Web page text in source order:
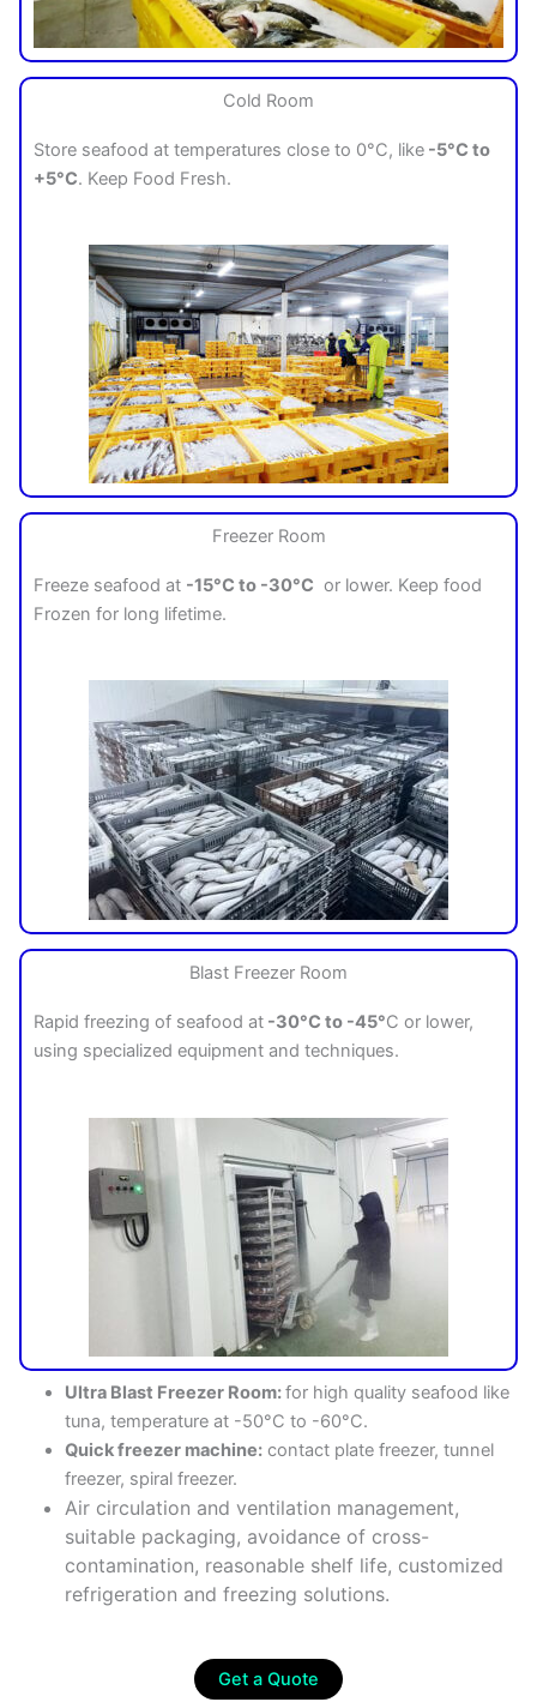
Cold Room
Store seafood at temperatures close to 0°C, like -5°C to
+5°C. Keep Food Fresh.
Freezer Room
Freeze seafood at -15°C to -30°C or lower. Keep food
Frozen for long lifetime.
Blast Freezer Room
Rapid freezing of seafood at -30°C to -45°C or lower,
using specialized equipment and techniques.
Ultra Blast Freezer Room:for high quality seafood like
tuna, temperature at -50°C to -60°C.
Quick freezer machine:contact plate freezer, tunnel
freezer, spiral freezer.
Air circulation and ventilation management,
suitable packaging, avoidance of cross-
contamination, reasonable shelf life, customized
refrigeration and freezing solutions.
Get a Quote